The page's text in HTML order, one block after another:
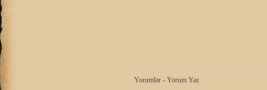
Yorumlar - Yorum Yaz